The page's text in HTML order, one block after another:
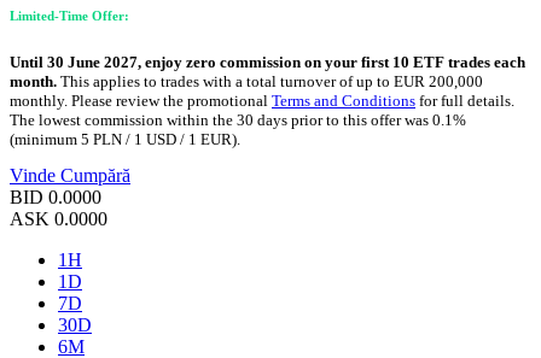
Limited-Time Offer:
Until 30 June 2027, enjoy zero commission on your first 10 ETF trades each
month. This applies to trades with a total turnover of up to EUR 200,000
monthly. Please review the promotional Terms and Conditions for full details.
The lowest commission within the 30 days prior to this offer was 0.1%
(minimum 5 PLN / 1 USD / 1 EUR).
Vinde Cumpără
BID 0.0000
ASK 0.0000
1H
1D
7D
30D
6M